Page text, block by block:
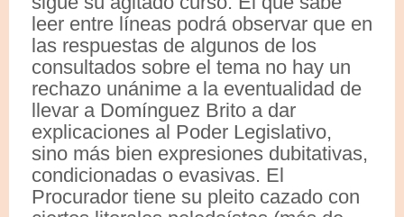
leer entre líneas podrá observar que en
las respuestas de algunos de los
consultados sobre el tema no hay un
rechazo unánime a la eventualidad de
llevar a Domínguez Brito a dar
explicaciones al Poder Legislativo,
sino más bien expresiones dubitativas,
condicionadas o evasivas. El
Procurador tiene su pleito cazado con